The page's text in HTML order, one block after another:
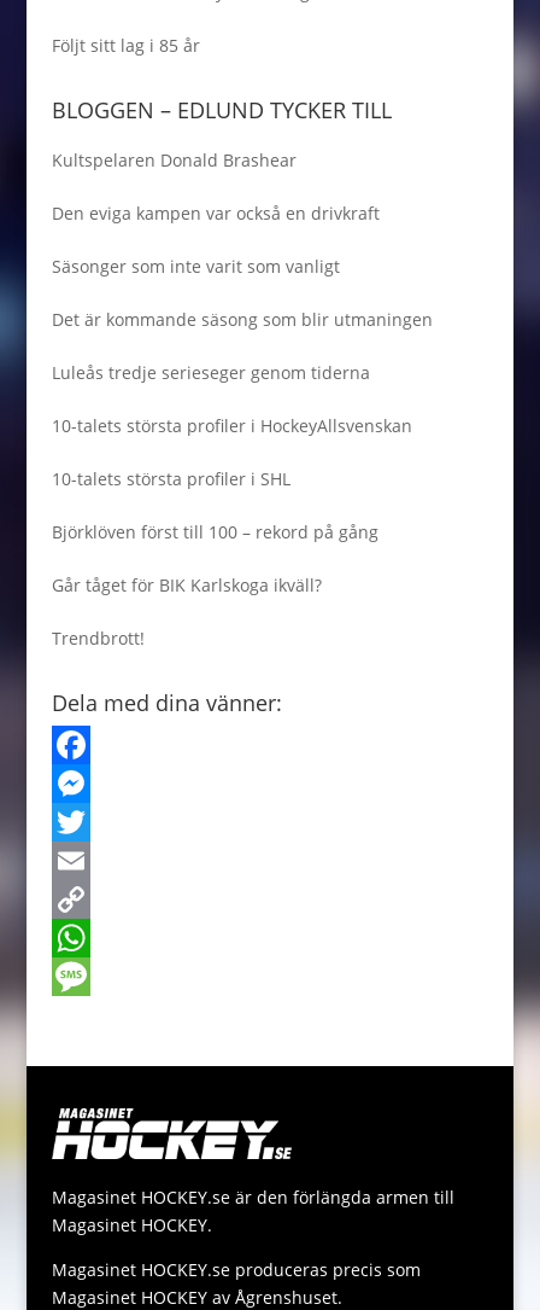
Följt sitt lag i 85 år
BLOGGEN – EDLUND TYCKER TILL
Kultspelaren Donald Brashear
Den eviga kampen var också en drivkraft
Säsonger som inte varit som vanligt
Det är kommande säsong som blir utmaningen
Luleås tredje serieseger genom tiderna
10-talets största profiler i HockeyAllsvenskan
10-talets största profiler i SHL
Björklöven först till 100 – rekord på gång
Går tåget för BIK Karlskoga ikväll?
Trendbrott!
Dela med dina vänner:
F
a
c
e
b
o
M
e
s
s
e
r
T
w
t
E
m
a
C
o
i
k
W
s
p
s
g
Magasinet HOCKEY.se är den förlängda armen till
Magasinet HOCKEY.
Magasinet HOCKEY.se produceras precis som
Magasinet HOCKEY av Ågrenshuset.